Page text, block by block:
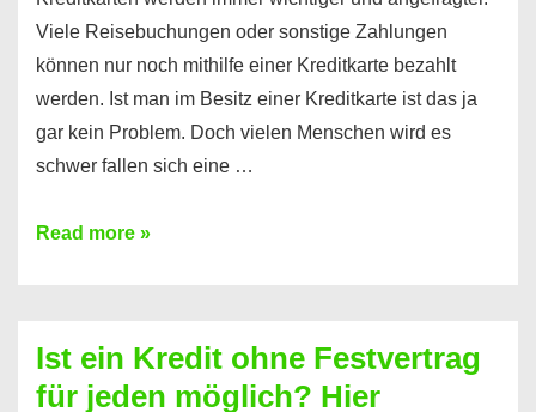
Viele Reisebuchungen oder sonstige Zahlungen
können nur noch mithilfe einer Kreditkarte bezahlt
werden. Ist man im Besitz einer Kreditkarte ist das ja
gar kein Problem. Doch vielen Menschen wird es
schwer fallen sich eine …
Kreditkarte
Prepaid
ist
Read more »
Ist ein Kredit ohne Festvertrag
für jeden möglich? Hier